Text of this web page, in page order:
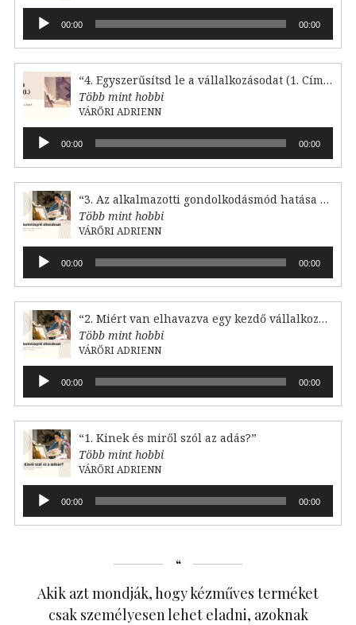
Audió
lejátszó00:00 00:00
“4. Egyszerűsítsd le a vállalkozásodat (1. Címkézd fel!)”
Több mint hobbi
VÁRŐRI ADRIENN
Audió
lejátszó00:00 00:00
“3. Az alkalmazotti gondolkodásmód hatása a feladataink mennyiségére”
Több mint hobbi
VÁRŐRI ADRIENN
Audió
lejátszó00:00 00:00
“2. Miért van elhavazva egy kezdő vállalkozó?”
Több mint hobbi
VÁRŐRI ADRIENN
Audió
lejátszó00:00 00:00
“1. Kinek és miről szól az adás?”
Több mint hobbi
VÁRŐRI ADRIENN
Audió
lejátszó00:00 00:00
Akik azt mondják, hogy kézműves terméket
csak személyesen lehet eladni, azoknak